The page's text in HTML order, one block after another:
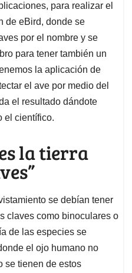
para realizar el
de eBird, donde se
por el nombre y se
para tener también un
la aplicación de
el ave por medio del
el resultado dándote
el científico.
la tierra
se debían tener
claves como binoculares o
de las especies se
el ojo humano no
se tienen de estos